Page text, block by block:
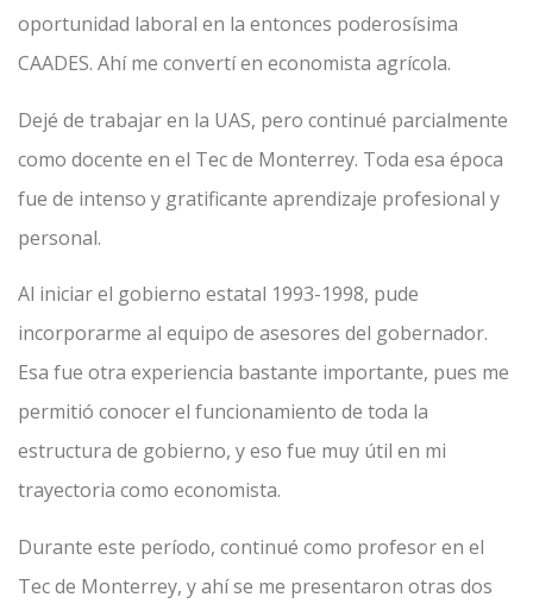
oportunidad laboral en la entonces poderosísima
CAADES. Ahí me convertí en economista agrícola.
Dejé de trabajar en la UAS, pero continué parcialmente
como docente en el Tec de Monterrey. Toda esa época
fue de intenso y gratificante aprendizaje profesional y
personal.
Al iniciar el gobierno estatal 1993-1998, pude
incorporarme al equipo de asesores del gobernador.
Esa fue otra experiencia bastante importante, pues me
permitió conocer el funcionamiento de toda la
estructura de gobierno, y eso fue muy útil en mi
trayectoria como economista.
Durante este período, continué como profesor en el
Tec de Monterrey, y ahí se me presentaron otras dos